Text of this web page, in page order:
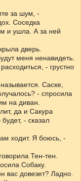
за шум, -
Соседка
и ушла. А за ней
дверь.
меня ненавидеть.
- грустно
Саске,
- спросила
на диван.
да и Сакура
- сказал
ходит. Я боюсь, -
Тен-тен.
Собаку.
вас довезет? Ладно.